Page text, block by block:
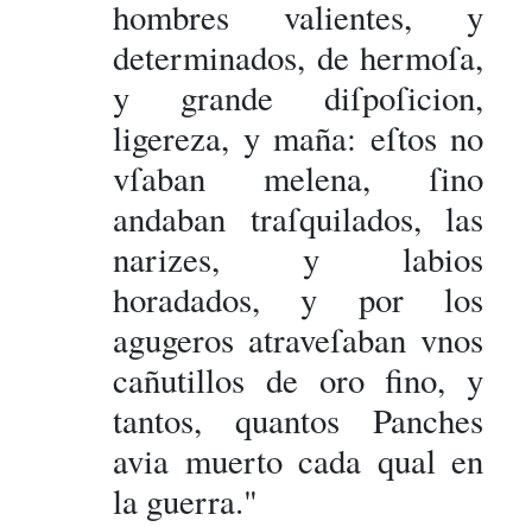
hombres valientes, y
determinados, de hermoſa,
y grande diſpoſicion,
ligereza, y maña: eſtos no
vſaban melena, ſino
andaban traſquilados, las
narizes, y labios
horadados, y por los
agugeros atraveſaban vnos
cañutillos de oro fino, y
tantos, quantos Panches
avia muerto cada qual en
la guerra."